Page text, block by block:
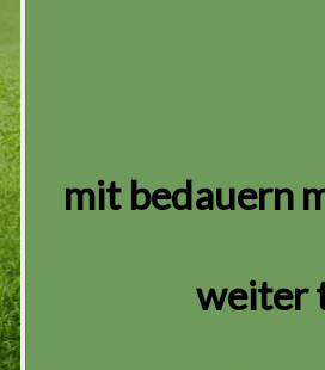
mit bedauern
weiter